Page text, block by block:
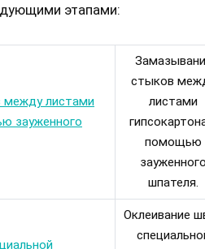
этапами:
стыков
листами
помощью
шпателя.
Оклеивание